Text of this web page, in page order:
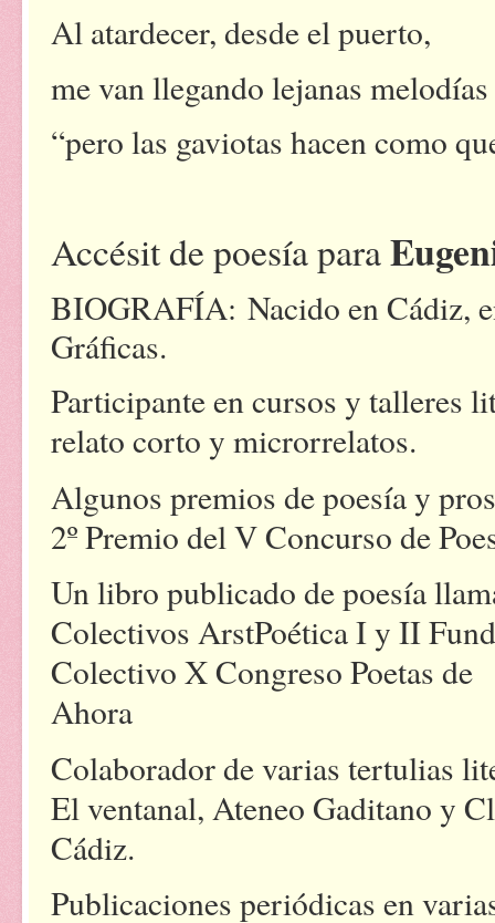
Al atardecer, desde el puerto,
me van llegando lejanas
“pero las gaviotas hacen como
Accésit de poesía para
BIOGRAFÍA: Nacido en Cádiz,
Gráficas.
Participante en cursos y talleres
relato corto y microrrelatos.
Algunos premios de poesía y
2º Premio del V Concurso de
Un libro publicado de poesía
Colectivos ArstPoética I y II
Colectivo X Congreso Poetas de
Colaborador de varias tertulias
El ventanal, Ateneo Gaditano y
Cádiz.
Publicaciones periódicas en